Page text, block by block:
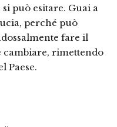
può esitare. Guai a
perché può
fare il
rimettendo
Paese.